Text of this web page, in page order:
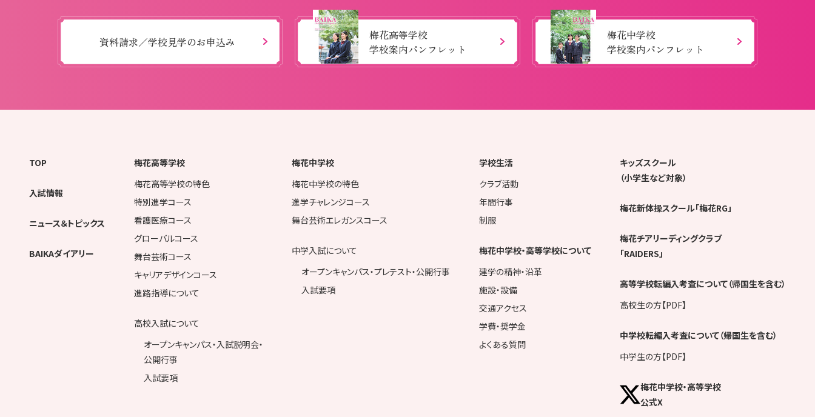
資料請求／学校見学のお申込み
梅花高等学校
学校案内パンフレット
梅花中学校
学校案内パンフレット
TOP
入試情報
ニュース＆トピックス
BAIKAダイアリー
梅花高等学校
梅花高等学校の特色
特別進学コース
看護医療コース
グローバルコース
舞台芸術コース
キャリアデザインコース
進路指導について
高校入試について
オープンキャンパス・入試説明会・
公開行事
入試要項
梅花中学校
梅花中学校の特色
進学チャレンジコース
舞台芸術エレガンスコース
中学入試について
オープンキャンパス・プレテスト・公開行事
入試要項
学校生活
クラブ活動
年間行事
制服
梅花中学校・高等学校について
建学の精神・沿革
施設・設備
交通アクセス
学費・奨学金
よくある質問
キッズスクール
（小学生など対象）
梅花新体操スクール「梅花RG」
梅花チアリーディングクラブ
「RAIDERS」
高等学校転編入考査について（帰国生を含む）
高校生の方【PDF】
中学校転編入考査について（帰国生を含む）
中学生の方【PDF】
梅花中学校・高等学校
公式X